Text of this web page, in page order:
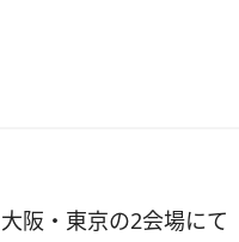
阪・東京の2会場にて